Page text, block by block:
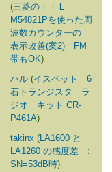
(三菱のＩＩＬ
M54821Pを使った周
波数カウンターの
表示改善(案2) FM
帯もOK)
ハル (イスペット 6
石トランジスタ ラ
ジオ キット CR-
P461A)
takinx (LA1600 と
LA1260 の感度差 :
SN=53dB時)